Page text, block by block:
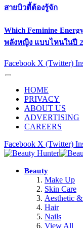
สายบิวตี้ต้องรู้จัก
Which Feminine
พลังหญิง แบบไหนในปี
Facebook X (Twitter)
HOME
PRIVACY
ABOUT US
ADVERTISING
CAREERS
Facebook X (Twitter)
Beauty
Make Up
Skin Care
Aesthetic
Hair
Nails
View All